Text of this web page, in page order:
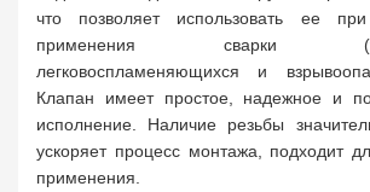
что позволяет использовать ее при
применения сварки
легковоспламеняющихся и
Клапан имеет простое, надежное и
исполнение. Наличие резьбы
ускоряет процесс монтажа, подходит
применения.